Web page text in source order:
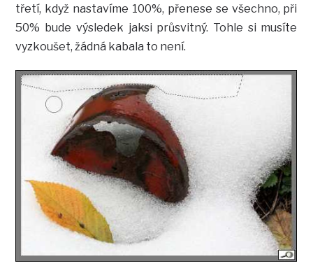
třetí, když nastavíme 100%, přenese se všechno, při
50% bude výsledek jaksi průsvitný. Tohle si musíte
vyzkoušet, žádná kabala to není.